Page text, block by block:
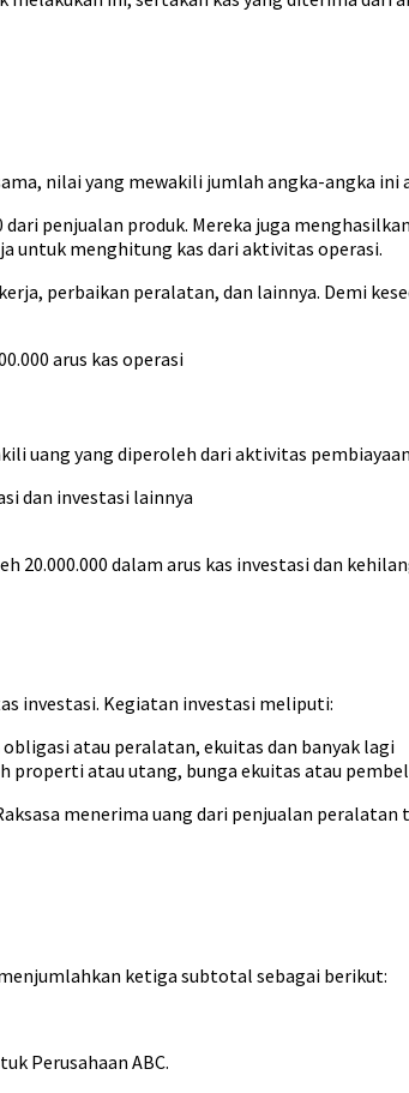
nilai yang mewakili jumlah angka-angka ini
penjualan produk. Mereka juga
untuk menghitung kas dari aktivitas operasi.
perbaikan peralatan, dan lainnya. Demi
arus kas operasi
uang yang diperoleh dari aktivitas
dan investasi lainnya
dalam arus kas investasi dan
investasi. Kegiatan investasi meliputi:
atau peralatan, ekuitas dan banyak lagi
properti atau utang, bunga ekuitas atau
menerima uang dari penjualan
ketiga subtotal sebagai berikut:
Perusahaan ABC.